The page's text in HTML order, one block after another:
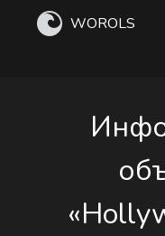
WOROLS